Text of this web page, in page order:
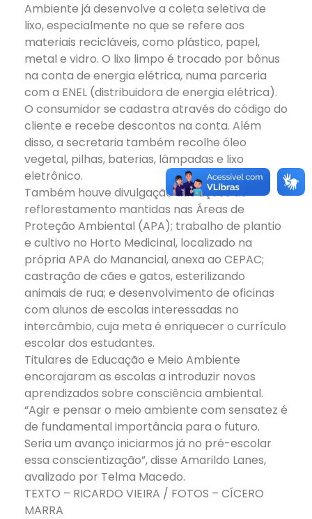
Ambiente já desenvolve a coleta seletiva de
lixo, especialmente no que se refere aos
materiais recicláveis, como plástico, papel,
metal e vidro. O lixo limpo é trocado por bônus
na conta de energia elétrica, numa parceria
com a ENEL (distribuidora de energia elétrica).
O consumidor se cadastra através do código do
cliente e recebe descontos na conta. Além
disso, a secretaria também recolhe óleo
vegetal, pilhas, baterias, lâmpadas e lixo
eletrônico.
Também houve divulgação das ações de
reflorestamento mantidas nas Áreas de
Proteção Ambiental (APA); trabalho de plantio
e cultivo no Horto Medicinal, localizado na
própria APA do Manancial, anexa ao CEPAC;
castração de cães e gatos, esterilizando
animais de rua; e desenvolvimento de oficinas
com alunos de escolas interessadas no
intercâmbio, cuja meta é enriquecer o currículo
escolar dos estudantes.
Titulares de Educação e Meio Ambiente
encorajaram as escolas a introduzir novos
aprendizados sobre consciência ambiental.
“Agir e pensar o meio ambiente com sensatez é
de fundamental importância para o futuro.
Seria um avanço iniciarmos já no pré-escolar
essa conscientização”, disse Amarildo Lanes,
avalizado por Telma Macedo.
TEXTO – RICARDO VIEIRA / FOTOS – CÍCERO
MARRA